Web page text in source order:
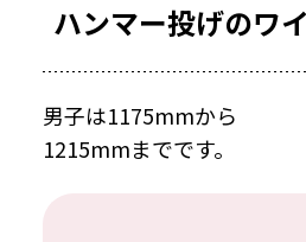
ハンマー投げのワ
男子は1175mmから
1215mmまでです。